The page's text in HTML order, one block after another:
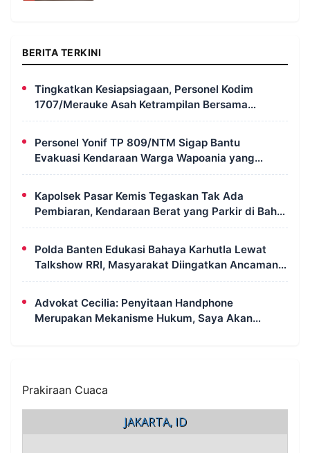
BERITA TERKINI
Tingkatkan Kesiapsiagaan, Personel Kodim
1707/Merauke Asah Ketrampilan Bersama
Petugas Damkar
Personel Yonif TP 809/NTM Sigap Bantu
Evakuasi Kendaraan Warga Wapoania yang
Terperosok ke Jurang
Kapolsek Pasar Kemis Tegaskan Tak Ada
Pembiaran, Kendaraan Berat yang Parkir di Bahu
Jalan Langsung Ditertibkan
Polda Banten Edukasi Bahaya Karhutla Lewat
Talkshow RRI, Masyarakat Diingatkan Ancaman
Pidana Pembakaran Lahan
Advokat Cecilia: Penyitaan Handphone
Merupakan Mekanisme Hukum, Saya Akan
Prakiraan Cuaca
JAKARTA, ID